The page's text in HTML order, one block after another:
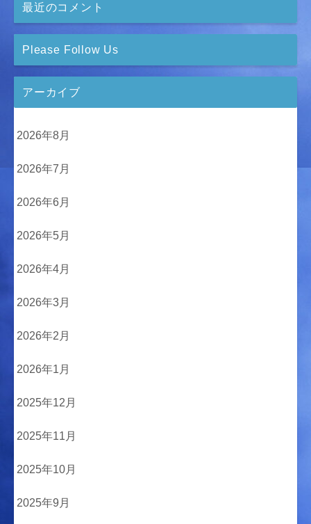
最近のコメント
Please Follow Us
アーカイブ
2026年8月
2026年7月
2026年6月
2026年5月
2026年4月
2026年3月
2026年2月
2026年1月
2025年12月
2025年11月
2025年10月
2025年9月